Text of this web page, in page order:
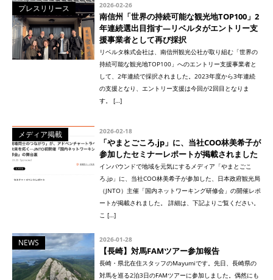
プレスリリース 2026-02-26
南信州「世界の持続可能な観光地TOP100」2
年連続選出目指す—リベルタがエントリー支
援事業者として再び採択
リベルタ株式会社は、南信州観光公社が取り組む「世界の
持続可能な観光地TOP100」へのエントリー支援事業者と
して、2年連続で採択されました。2023年度から3年連続
の支援となり、エントリー支援は今回が2回目となりま
す。 […]
メディア掲載 2026-02-18
「やまとごころ.jp」に、当社COO林美希子が
参加したセミナーレポートが掲載されました
インバウンドで地域を元気にするメディア「やまとごこ
ろ.jp」に、当社COO林美希子が参加した、日本政府観光局
（JNTO）主催「国内ネットワーキング研修会」の開催レポ
ートが掲載されました。 詳細は、下記よりご覧ください。
こ […]
NEWS 2026-01-28
【長崎】対馬FAMツアー参加報告
長崎・県北在住スタッフのMayumiです。先日、長崎県の
対馬を巡る2泊3日のFAMツアーに参加しました。偶然にも